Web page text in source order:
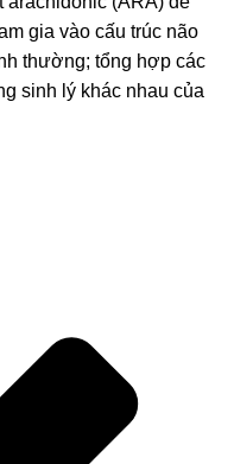
gia vào cấu trúc não
thường; tổng hợp các
sinh lý khác nhau của